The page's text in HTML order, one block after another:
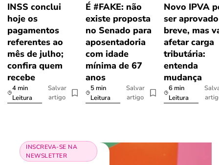
INSS conclui
hoje os
pagamentos
referentes ao
mês de julho;
confira quem
recebe
4 min
Leitura
Salvar
artigo
É #FAKE: não
existe proposta
no Senado para
aposentadoria
com idade
mínima de 67
anos
5 min
Leitura
Salvar
artigo
Novo IPVA
ser
breve, mas
afetar carga
tributária:
entenda
mudança
6 min
Leitura
INSCREVA-SE NA
NEWSLETTER